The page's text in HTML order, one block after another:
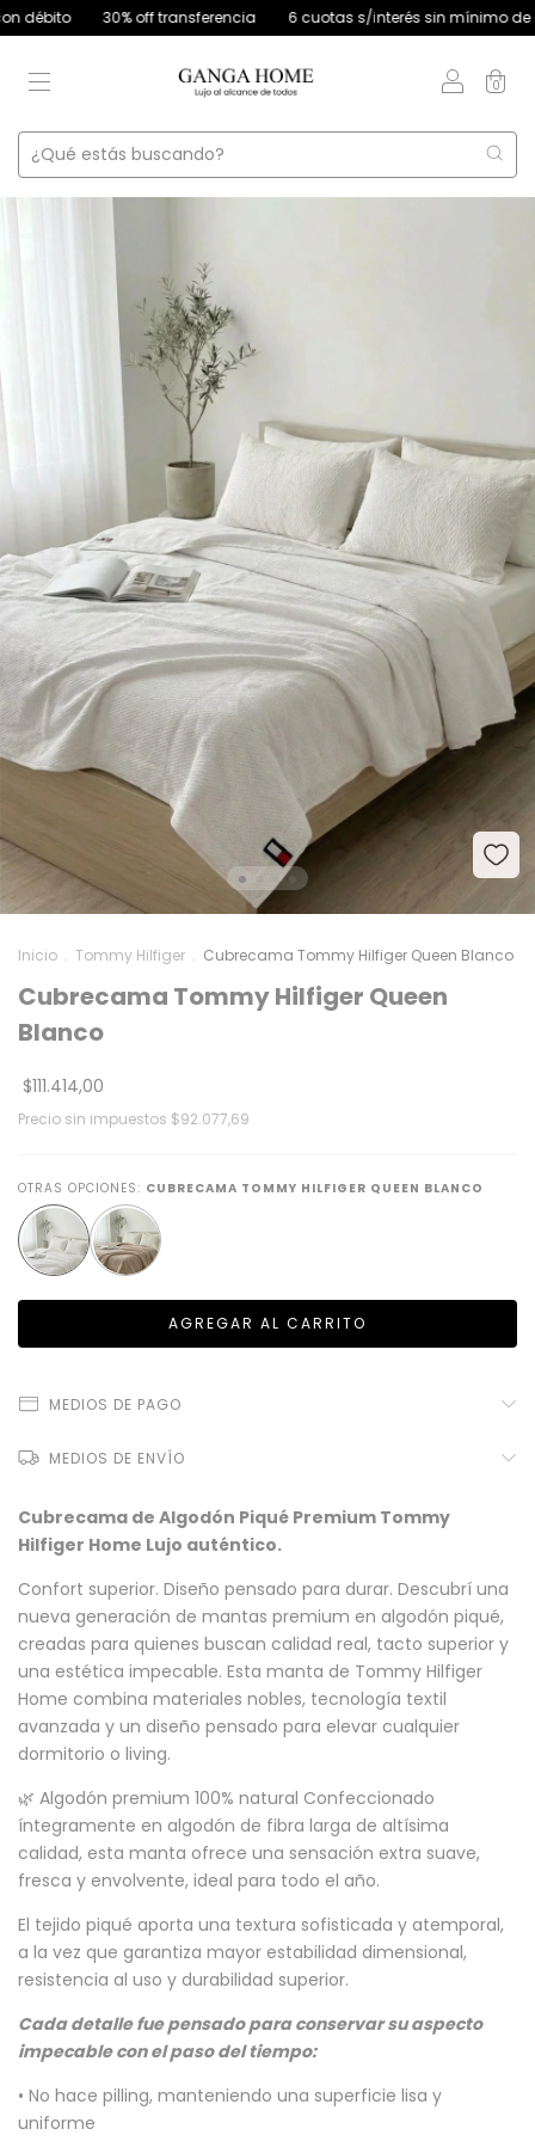
30% off transferencia 6 cuotas s/interés sin mínimo de compra
0
Inicio . Tommy Hilfiger . Cubrecama Tommy Hilfiger Queen Blanco
Cubrecama Tommy Hilfiger Queen
Blanco
$111.414,00
Precio sin impuestos $92.077,69
OTRAS OPCIONES: CUBRECAMA TOMMY HILFIGER QUEEN BLANCO
MEDIOS DE PAGO
MEDIOS DE ENVÍO
Cubrecama de Algodón Piqué Premium Tommy
Hilfiger Home Lujo auténtico.
Confort superior. Diseño pensado para durar. Descubrí una
nueva generación de mantas premium en algodón piqué,
creadas para quienes buscan calidad real, tacto superior y
una estética impecable. Esta manta de Tommy Hilfiger
Home combina materiales nobles, tecnología textil
avanzada y un diseño pensado para elevar cualquier
dormitorio o living.
🌿 Algodón premium 100% natural Confeccionado
íntegramente en algodón de fibra larga de altísima
calidad, esta manta ofrece una sensación extra suave,
fresca y envolvente, ideal para todo el año.
El tejido piqué aporta una textura sofisticada y atemporal,
a la vez que garantiza mayor estabilidad dimensional,
resistencia al uso y durabilidad superior.
Cada detalle fue pensado para conservar su aspecto
impecable con el paso del tiempo:
• No hace pilling, manteniendo una superficie lisa y
uniforme